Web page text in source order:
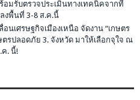
มรับตรวจประเมินทางเทคนิคจากที่
งพื้นที่ 3-8 ส.ค.นี้
เศรษฐกิจเมืองเหนือ จัดงาน “เกษตร
ตรปลอดภัย 3. จังหวัด มาให้เลือกจุใจ ณ
ค. นี้!